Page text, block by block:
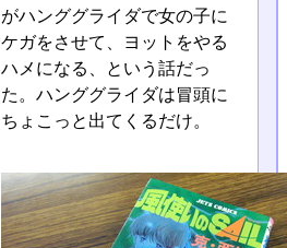
がハンググライダで女の子に
ケガをさせて、ヨットをやる
ハメになる、という話だっ
た。ハンググライダは冒頭に
ちょこっと出てくるだけ。